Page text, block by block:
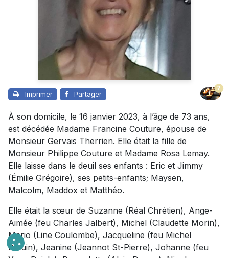
Imprimer Partager
7
À son domicile, le 16 janvier 2023, à l’âge de 73 ans,
est décédée Madame Francine Couture, épouse de
Monsieur Gervais Therrien. Elle était la fille de
Monsieur Philippe Couture et Madame Rosa Lemay.
Elle laisse dans le deuil ses enfants : Eric et Jimmy
(Émilie Grégoire), ses petits-enfants; Maysen,
Malcolm, Maddox et Matthéo.
Elle était la sœur de Suzanne (Réal Chrétien), Ange-
Aimée (feu Charles Jalbert), Michel (Claudette Morin),
Mario (Line Coulombe), Jacqueline (feu Michel
Blouin), Jeanine (Jeannot St-Pierre), Johanne (feu